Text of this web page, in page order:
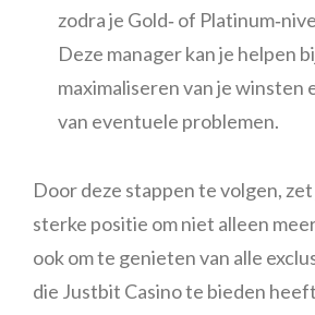
zodra je Gold‑ of
Deze manager kan je helpen
maximaliseren van je winsten
van eventuele problemen.
Door deze stappen te volgen,
sterke positie om niet alleen
ook om te genieten van alle
die Justbit Casino te bieden